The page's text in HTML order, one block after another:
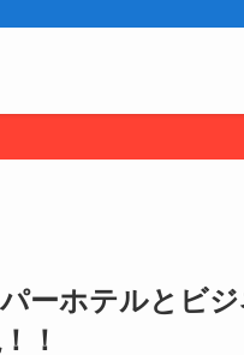
パーホテルとビ
！